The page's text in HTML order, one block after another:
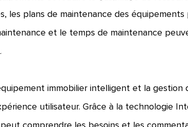
les plans de maintenance des
et le temps de maintenance
immobilier intelligent et la
utilisateur. Grâce à la technologie